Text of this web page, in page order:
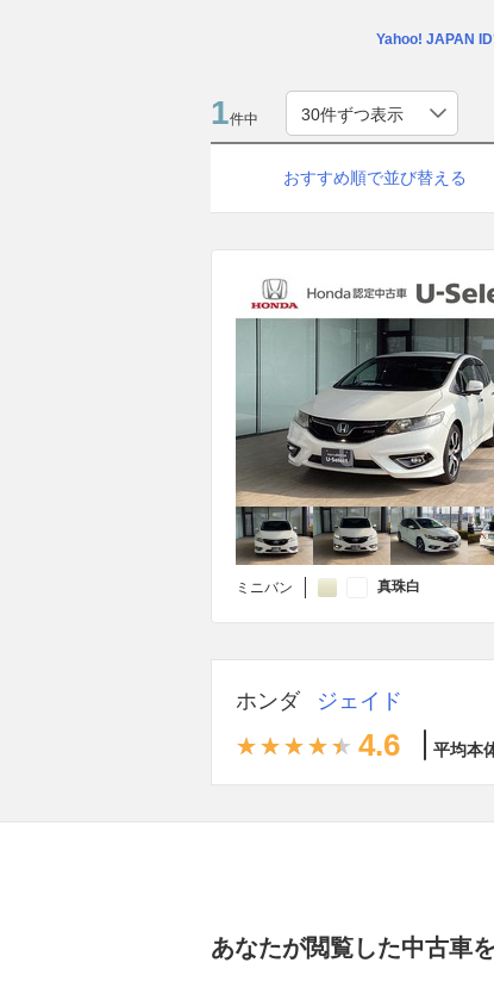
Yahoo! JAPAN
1件中
おすすめ順で並び替える
ミニバン 真珠白
ホンダ ジェイド
4.6 平均本
あなたが閲覧した中古車